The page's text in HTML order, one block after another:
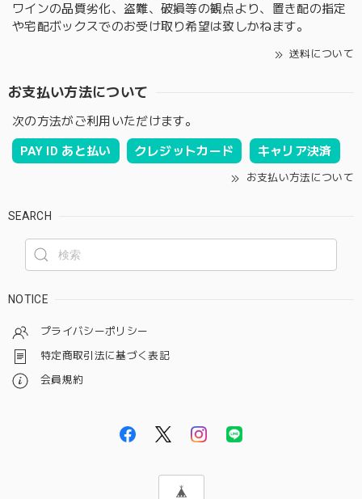
ワインの品質劣化、盗難、破損等の観点より、置き配の指定
や宅配ボックスでのお受け取り希望は致しかねます。
送料について
お支払い方法について
次の方法がご利用いただけます。
PAY ID あと払い クレジットカード キャリア決済
お支払い方法について
SEARCH
NOTICE
プライバシーポリシー
特定商取引法に基づく表記
会員規約